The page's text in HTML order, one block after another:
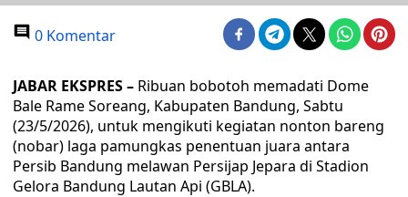
0 Komentar
JABAR EKSPRES – Ribuan bobotoh memadati Dome
Bale Rame Soreang, Kabupaten Bandung, Sabtu
(23/5/2026), untuk mengikuti kegiatan nonton bareng
(nobar) laga pamungkas penentuan juara antara
Persib Bandung melawan Persijap Jepara di Stadion
Gelora Bandung Lautan Api (GBLA).